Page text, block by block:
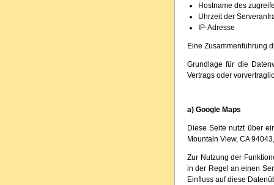
Hostname des
Uhrzeit der
IP-Adresse
Eine Zusammenführung
Grundlage für die
Vertrags oder
a) Google Maps
Diese Seite nutzt über
Mountain View, CA
Zur Nutzung der
in der Regel an einen
Einfluss auf diese